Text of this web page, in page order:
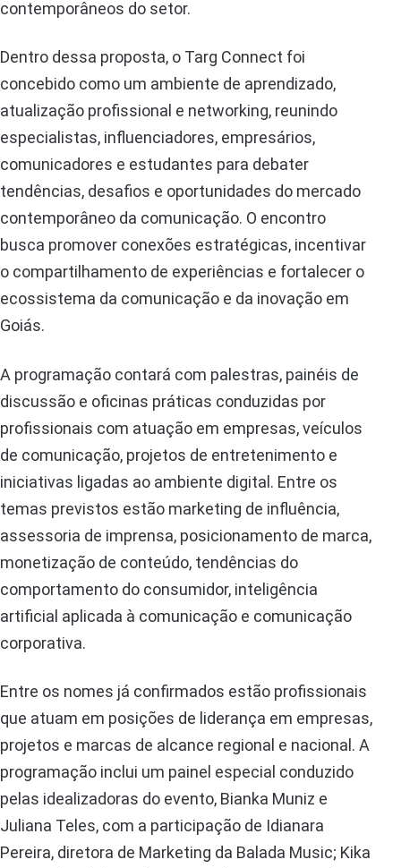
contemporâneos do setor.
Dentro dessa proposta, o Targ Connect foi
concebido como um ambiente de aprendizado,
atualização profissional e networking, reunindo
especialistas, influenciadores, empresários,
comunicadores e estudantes para debater
tendências, desafios e oportunidades do mercado
contemporâneo da comunicação. O encontro
busca promover conexões estratégicas, incentivar
o compartilhamento de experiências e fortalecer o
ecossistema da comunicação e da inovação em
Goiás.
A programação contará com palestras, painéis de
discussão e oficinas práticas conduzidas por
profissionais com atuação em empresas, veículos
de comunicação, projetos de entretenimento e
iniciativas ligadas ao ambiente digital. Entre os
temas previstos estão marketing de influência,
assessoria de imprensa, posicionamento de marca,
monetização de conteúdo, tendências do
comportamento do consumidor, inteligência
artificial aplicada à comunicação e comunicação
corporativa.
Entre os nomes já confirmados estão profissionais
que atuam em posições de liderança em empresas,
projetos e marcas de alcance regional e nacional. A
programação inclui um painel especial conduzido
pelas idealizadoras do evento, Bianka Muniz e
Juliana Teles, com a participação de Idianara
Pereira, diretora de Marketing da Balada Music; Kika